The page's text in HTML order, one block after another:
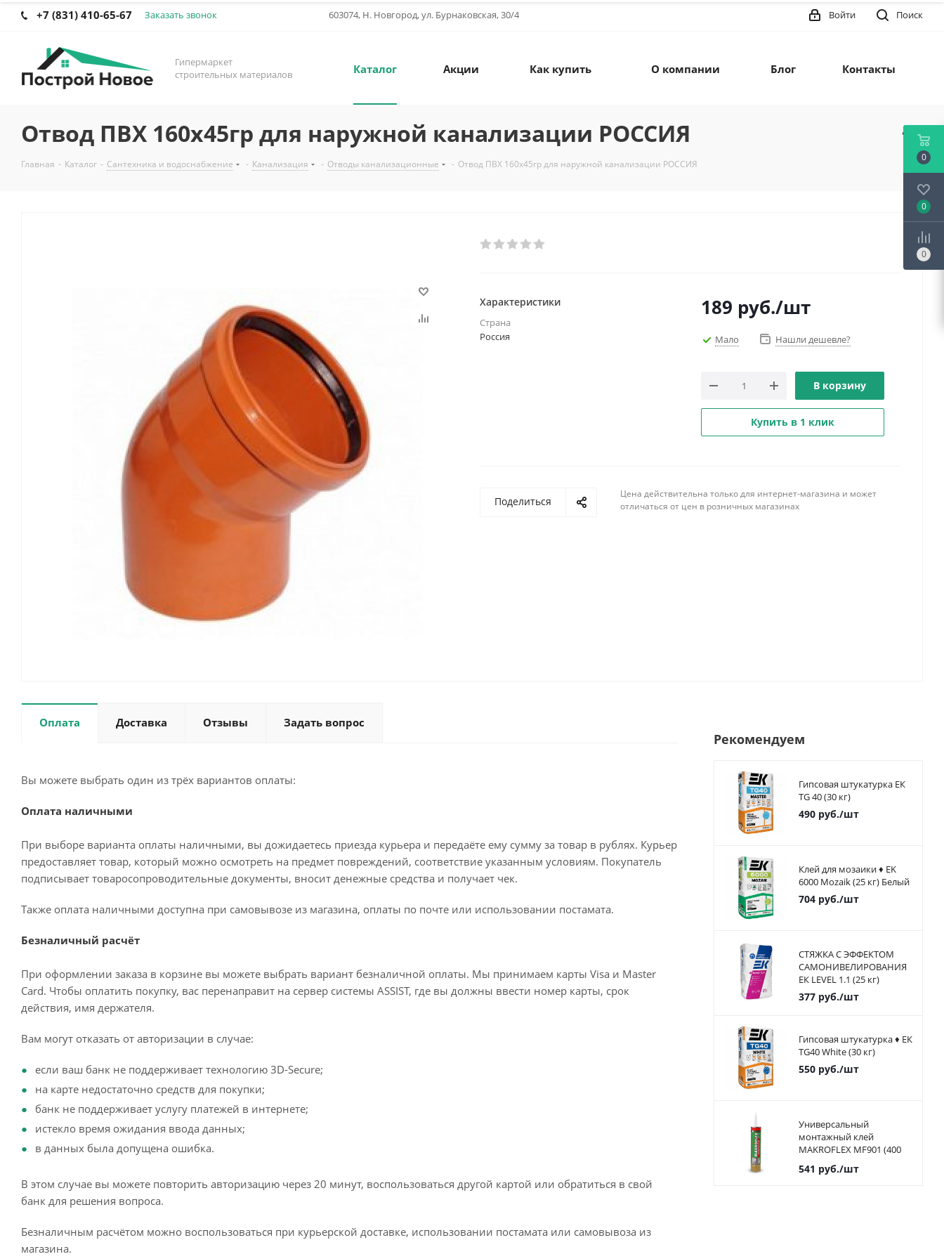
+7 (831) 410-65-67 Заказать звонок 603074, Н. Новгород, ул. Бурнаковская, 30/4 Поиск
Войти
Гипермаркет
строительных материалов
Каталог Акции Как купить О компании Блог Контакты
Отвод ПВХ 160х45гр для наружной канализации РОССИЯ
Главная - Каталог - Сантехника и водоснабжение - Канализация - Отводы канализационные - Отвод ПВХ 160х45гр для наружной канализации РОССИЯ
Характеристики
Страна
Россия
189 руб./шт
Мало Нашли дешевле?
В корзину
Купить в 1 клик
Поделиться
Цена действительна только для интернет-магазина и может
отличаться от цен в розничных магазинах
Оплата Доставка Отзывы Задать вопрос
Вы можете выбрать один из трёх вариантов оплаты:
Оплата наличными
При выборе варианта оплаты наличными, вы дожидаетесь приезда курьера и передаёте ему сумму за товар в рублях. Курьер
предоставляет товар, который можно осмотреть на предмет повреждений, соответствие указанным условиям. Покупатель
подписывает товаросопроводительные документы, вносит денежные средства и получает чек.
Также оплата наличными доступна при самовывозе из магазина, оплаты по почте или использовании постамата.
Безналичный расчёт
При оформлении заказа в корзине вы можете выбрать вариант безналичной оплаты. Мы принимаем карты Visa и Master
Card. Чтобы оплатить покупку, вас перенаправит на сервер системы ASSIST, где вы должны ввести номер карты, срок
действия, имя держателя.
Вам могут отказать от авторизации в случае:
если ваш банк не поддерживает технологию 3D-Secure;
на карте недостаточно средств для покупки;
банк не поддерживает услугу платежей в интернете;
истекло время ожидания ввода данных;
в данных была допущена ошибка.
В этом случае вы можете повторить авторизацию через 20 минут, воспользоваться другой картой или обратиться в свой
банк для решения вопроса.
Безналичным расчётом можно воспользоваться при курьерской доставке, использовании постамата или самовывоза из
магазина.
Рекомендуем
Гипсовая штукатурка ЕК
TG 40 (30 кг)
490руб./шт
Клей для мозаики ♦ EK
6000 Mozaik (25 кг) Белый
704руб./шт
СТЯЖКА С ЭФФЕКТОМ
САМОНИВЕЛИРОВАНИЯ
ЕК LEVEL 1.1 (25 кг)
377руб./шт
Гипсовая штукатурка ♦ ЕК
TG40 White (30 кг)
550руб./шт
Универсальный
монтажный клей
MAKROFLEX MF901 (400
541 руб./шт
0
0
0